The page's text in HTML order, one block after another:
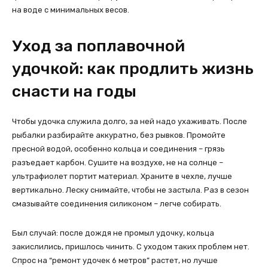
на воде с минимальных весов.
Уход за поплавочной
удочкой: как продлить жизнь
снасти на годы
Чтобы удочка служила долго, за ней надо ухаживать. После
рыбалки разбирайте аккуратно, без рывков. Промойте
пресной водой, особенно кольца и соединения – грязь
разъедает карбон. Сушите на воздухе, не на солнце –
ультрафиолет портит материал. Храните в чехле, лучше
вертикально. Леску снимайте, чтобы не застыла. Раз в сезон
смазывайте соединения силиконом – легче собирать.
Был случай: после дождя не промыл удочку, кольца
закислились, пришлось чинить. С уходом таких проблем нет.
Спрос на “ремонт удочек 6 метров” растет, но лучше